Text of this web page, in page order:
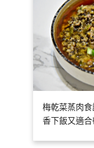
梅乾菜蒸肉
香下飯又適合